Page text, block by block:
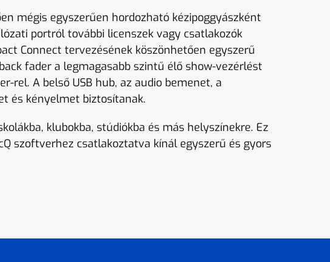
mégis egyszerűen hordozható kézipoggyászként
portról további licenszek vagy csatlakozók
Connect tervezésének köszönhetően egyszerű
fader a legmagasabb szintű élő show-vezérlést
rel. A belső USB hub, az audio bemenet, a
és kényelmet biztosítanak.
klubokba, stúdiókba és más helyszínekre. Ez
szoftverhez csatlakoztatva kínál egyszerű és gyors